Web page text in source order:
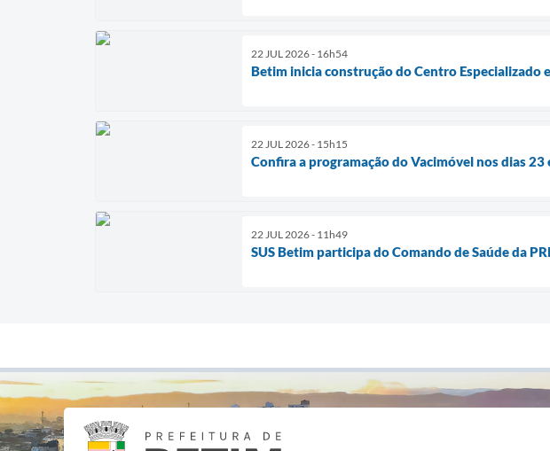
22 JUL 2026 - 16h54
Betim inicia construção do Centro Especializado
22 JUL 2026 - 15h15
Confira a programação do Vacimóvel nos dias 23
22 JUL 2026 - 11h49
SUS Betim participa do Comando de Saúde da